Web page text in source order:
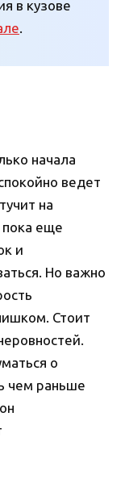
в кузове
.
начала
ведет
на
пока еще
и
Но важно
Стоит
о
чем раньше